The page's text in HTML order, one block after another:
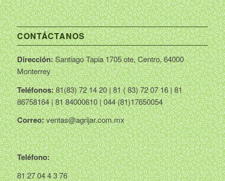
CONTÁCTANOS
Dirección:Santiago Tapia 1705 ote, Centro, 64000
Monterrey
Teléfonos:81(83) 72 14 20 | 81 ( 83) 72 07 16 | 81
86758164 | 81 84000610 | 044 (81)17650054
Correo: ventas@agrijar.com.mx
Teléfono:
81 27 04 4 3 76